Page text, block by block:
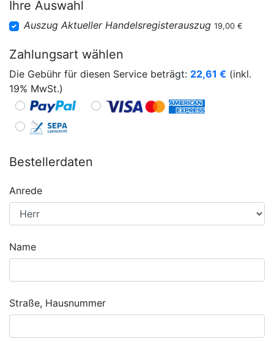
Ihre Auswahl
Auszug Aktueller Handelsregisterauszug 19,00 €
Zahlungsart wählen
Die Gebühr für diesen Service beträgt: 22,61 € (inkl.
19% MwSt.)
Bestellerdaten
Anrede
Name
Straße, Hausnummer